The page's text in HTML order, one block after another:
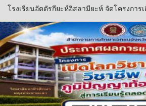
โรงเรียนอัตตัรกียะห์อิสลามียะห์ จัดโครงการ